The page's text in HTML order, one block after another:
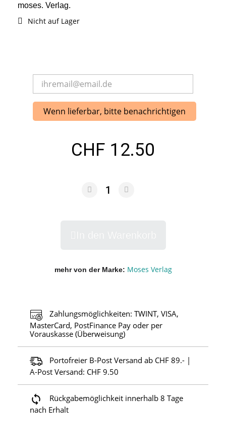
moses. Verlag.
Nicht auf Lager
Wenn lieferbar, bitte benachrichtigen
CHF 12.50
mehr von der Marke Moses Verlag
Zahlungsmöglichkeiten: TWINT, VISA,
MasterCard, PostFinance Pay oder per
Vorauskasse (Überweisung)
Portofreier B-Post Versand ab CHF 89.- |
A-Post Versand: CHF 9.50
Rückgabemöglichkeit innerhalb 8 Tage
nach Erhalt